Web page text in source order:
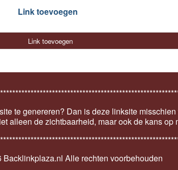
Link toevoegen
Link toevoegen
te genereren? Dan is deze linksite
alleen de zichtbaarheid, maar ook de kans op
Backlinkplaza.nl Alle rechten voorbehouden